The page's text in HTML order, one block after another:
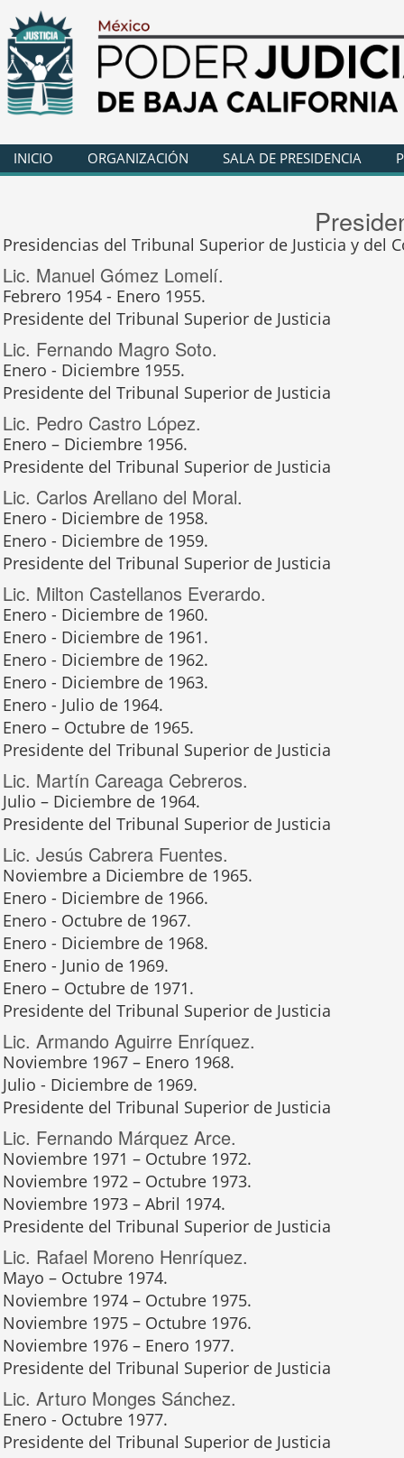
INICIO ORGANIZACIÓN SALA DE PRESIDENCIA
Presidencias del Tribunal Superior de Justicia y del
Lic. Manuel Gómez Lomelí.
Febrero 1954 - Enero 1955.
Presidente del Tribunal Superior de Justicia
Lic. Fernando Magro Soto.
Enero - Diciembre 1955.
Presidente del Tribunal Superior de Justicia
Lic. Pedro Castro López.
Enero – Diciembre 1956.
Presidente del Tribunal Superior de Justicia
Lic. Carlos Arellano del Moral.
Enero - Diciembre de 1958.
Enero - Diciembre de 1959.
Presidente del Tribunal Superior de Justicia
Lic. Milton Castellanos Everardo.
Enero - Diciembre de 1960.
Enero - Diciembre de 1961.
Enero - Diciembre de 1962.
Enero - Diciembre de 1963.
Enero - Julio de 1964.
Enero – Octubre de 1965.
Presidente del Tribunal Superior de Justicia
Lic. Martín Careaga Cebreros.
Julio – Diciembre de 1964.
Presidente del Tribunal Superior de Justicia
Lic. Jesús Cabrera Fuentes.
Noviembre a Diciembre de 1965.
Enero - Diciembre de 1966.
Enero - Octubre de 1967.
Enero - Diciembre de 1968.
Enero - Junio de 1969.
Enero – Octubre de 1971.
Presidente del Tribunal Superior de Justicia
Lic. Armando Aguirre Enríquez.
Noviembre 1967 – Enero 1968.
Julio - Diciembre de 1969.
Presidente del Tribunal Superior de Justicia
Lic. Fernando Márquez Arce.
Noviembre 1971 – Octubre 1972.
Noviembre 1972 – Octubre 1973.
Noviembre 1973 – Abril 1974.
Presidente del Tribunal Superior de Justicia
Lic. Rafael Moreno Henríquez.
Mayo – Octubre 1974.
Noviembre 1974 – Octubre 1975.
Noviembre 1975 – Octubre 1976.
Noviembre 1976 – Enero 1977.
Presidente del Tribunal Superior de Justicia
Lic. Arturo Monges Sánchez.
Enero - Octubre 1977.
Presidente del Tribunal Superior de Justicia